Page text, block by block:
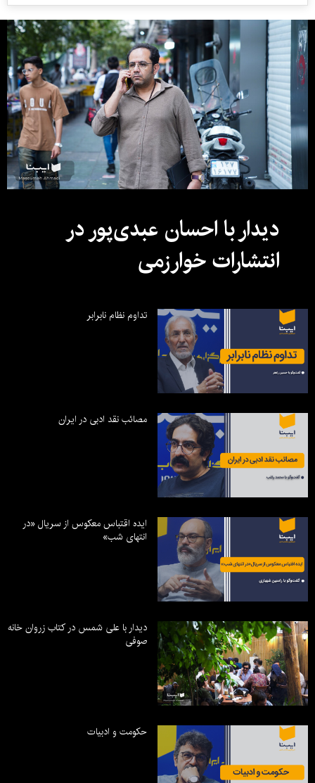
دیدار با احسان عبدی‌پور در
انتشارات خوارزمی
تداوم نظام نابرابر
مصائب نقد ادبی در ایران
ایده اقتباس معکوس از سریال «در
انتهای شب»
دیدار با علی شمس در کتاب زروان خانه
صوفی
حکومت و ادبیات